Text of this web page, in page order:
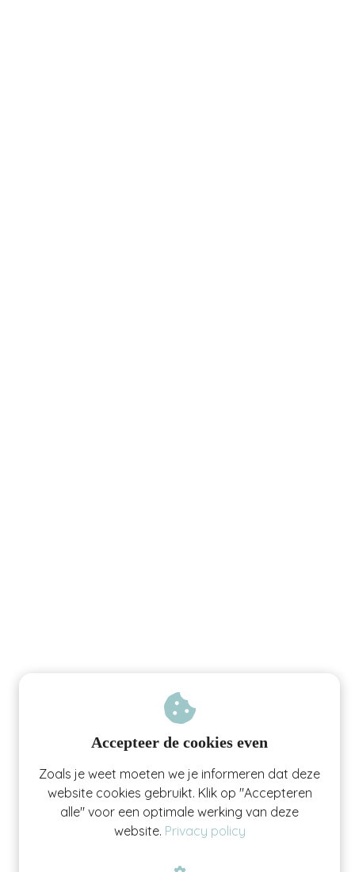
Accepteer de cookies even
Zoals je weet moeten we je informeren dat deze
website cookies gebruikt. Klik op "Accepteren
alle" voor een optimale werking van deze
website. Privacy policy